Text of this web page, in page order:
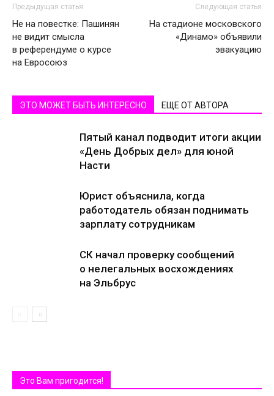
Предыдущая статья
Не на повестке: Пашинян
не видит смысла
в референдуме о курсе
на Евросоюз
Следующая статья
На стадионе московского
«Динамо» объявили
эвакуацию
ЭТО МОЖЕТ БЫТЬ ИНТЕРЕСНО ЕЩЕ ОТ АВТОРА
Пятый канал подводит итоги акции
«День Добрых дел» для юной
Насти
Юрист объяснила, когда
работодатель обязан поднимать
зарплату сотрудникам
СК начал проверку сообщений
о нелегальных восхождениях
на Эльбрус
Это Вам пригодится!